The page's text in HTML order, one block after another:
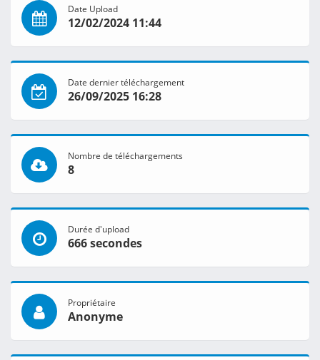
Date Upload
12/02/2024 11:44
Date dernier téléchargement
26/09/2025 16:28
Nombre de téléchargements
8
Durée d'upload
666 secondes
Propriétaire
Anonyme